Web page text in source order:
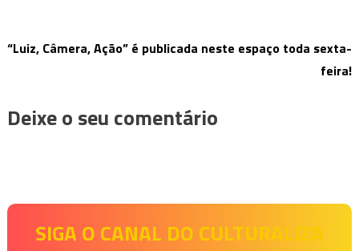
“Luiz, Câmera, Ação” é publicada neste espaço toda sexta-
feira!
Deixe o seu comentário
SIGA O CANAL DO CULTURALIZA